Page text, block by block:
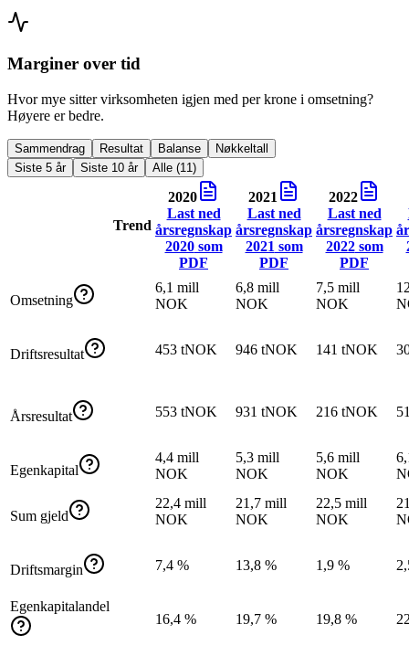
Marginer over tid
Hvor mye sitter virksomheten igjen med per krone i omsetning?
Høyere er bedre.
Sammendrag Resultat Balanse
Nøkkeltall
Siste 5 år
Siste 10 år Alle (11)
Trend
2020
Last ned
årsregnskap
2020som
PDF
2021
Last ned
årsregnskap
2021 som
PDF
2022
Last ned
årsregnskap
2022som
PDF
Omsetning
6,1 mill
NOK
6,8 mill
NOK
7,5 mill
NOK
Driftsresultat 453 tNOK 946 tNOK 141 tNOK
Årsresultat 553 tNOK 931 tNOK 216 tNOK
Egenkapital
4,4 mill
NOK
5,3 mill
NOK
5,6 mill
NOK
Sum gjeld
22,4 mill
NOK
21,7 mill
NOK
22,5 mill
NOK
Driftsmargin 7,4 % 13,8 % 1,9 %
Egenkapitalandel
16,4 %
19,7 % 19,8 %